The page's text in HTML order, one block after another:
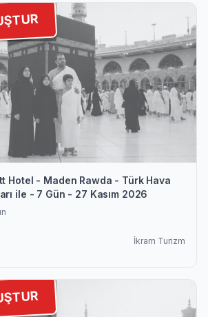
Hotel - Maden Rawda - Türk Hava
ile - 7 Gün - 27 Kasım 2026
İkram Turizm